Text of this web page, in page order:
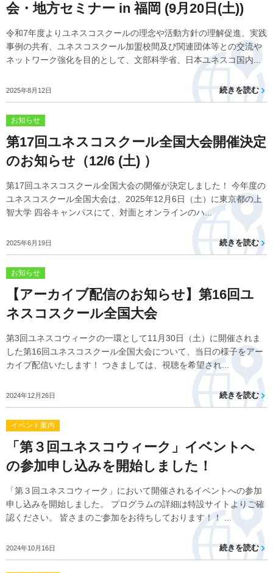
会・地方セミナー in 福岡 (9月20日(土))
令和7年度よりユネスコスクールの理念や活動方針の理解促進、実践
事例の共有、ユネスコスクール加盟校間及び関連団体等との交流や
ネットワーク強化を目的として、文部科学省、日本ユネスコ国内...
2025年8月12日 続きを読む
お知らせ
第17回ユネスコスクール全国大会開催決定
のお知らせ（12/6 (土) ）
第17回ユネスコスクール全国大会の開催が決定しました！ 今年度の
ユネスコスクール全国大会は、2025年12月6日（土）に東京都の上
智大学 四谷キャンパスにて、対面とオンラインのハ...
2025年6月19日 続きを読む
お知らせ
【アーカイブ配信のお知らせ】第16回ユ
ネスコスクール全国大会
第3回ユネスコウィークの一環として11月30日（土）に開催されま
した第16回ユネスコスクール全国大会について、当日の様子をアー
カイブ配信いたします！ つきましては、視聴を希望され...
2024年12月26日 続きを読む
イベント案内
「第３回ユネスコウィーク」イベントへ
の参加申し込みを開始しました！
「第３回ユネスコウィーク」において開催されるイベントへの参加
申し込みを開始しました。 プログラムの詳細は特設サイトよりご確
認ください。 皆さまのご参加をお待ちしております！！ ...
2024年10月16日 続きを読む